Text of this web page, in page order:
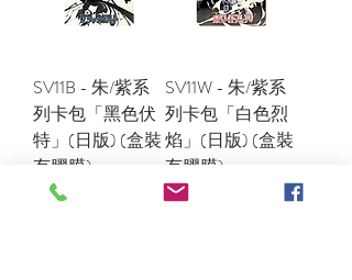
SV11B - 朱/紫系
列卡包「黑色伏
特」(日版) (盒裝
有膠膜)
價格
HK$1,500.00
SV11W - 朱/紫系
列卡包「白色烈
焰」(日版) (盒裝
有膠膜)
價格
HK$1,400.00